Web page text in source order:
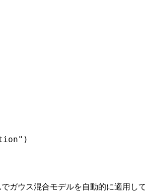
でガウス混合モデルを自動的に適用し